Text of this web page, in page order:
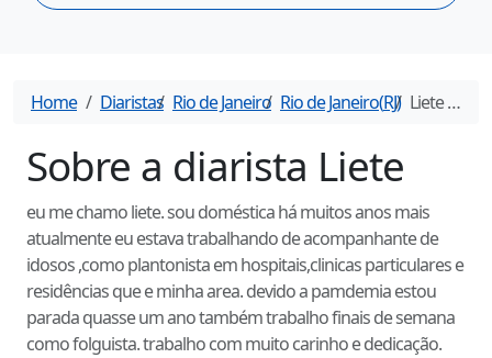
Home Diaristas Rio de Janeiro Rio de Janeiro(RJ) Liete- Diarista em
Sobre a diarista Liete
eu me chamo liete. sou doméstica há muitos anos mais
atualmente eu estava trabalhando de acompanhante de
idosos ,como plantonista em hospitais,clinicas particulares e
residências que e minha area. devido a pamdemia estou
parada quasse um ano também trabalho finais de semana
como folguista. trabalho com muito carinho e dedicação.